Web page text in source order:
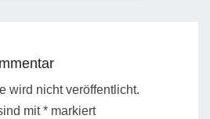
wird nicht veröffentlicht.
mit* markiert